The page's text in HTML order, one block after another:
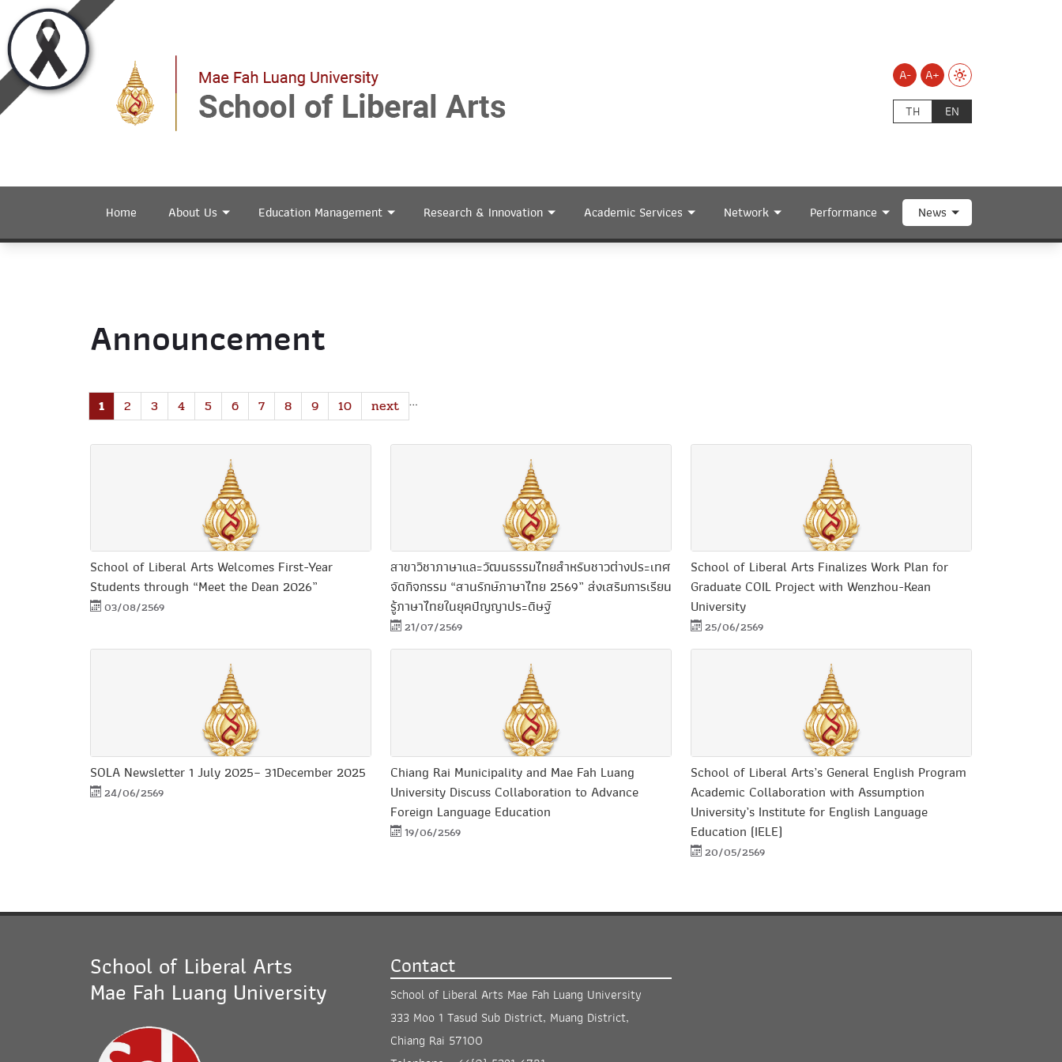
A-
A+
TH
EN
Home About Us Education Management Research & Innovation Academic Services Network Performance News
Announcement
1 2 3 4 5 6 7 8 9 10 …
next
School of Liberal Arts Welcomes First-Year
Students through “Meet the Dean 2026”
03/08/2569
สาขาวิชาภาษาและวัฒนธรรมไทยสำหรับชาวต่างประเทศ
จัดกิจกรรม “สานรักษ์ภาษาไทย 2569” ส่งเสริมการเรียน
รู้ภาษาไทยในยุคปัญญาประดิษฐ์
21/07/2569
School of Liberal Arts Finalizes Work Plan for
Graduate COIL Project with Wenzhou-Kean
University
25/06/2569
SOLA Newsletter 1 July 2025– 31December 2025
24/06/2569
Chiang Rai Municipality and Mae Fah Luang
University Discuss Collaboration to Advance
Foreign Language Education
19/06/2569
School of Liberal Arts’s General English Program
Academic Collaboration with Assumption
University’s Institute for English Language
Education (IELE)
20/05/2569
School of Liberal Arts
Mae Fah Luang University
Contact
School of Liberal Arts Mae Fah Luang University
333 Moo 1 Tasud Sub District, Muang District,
Chiang Rai 57100